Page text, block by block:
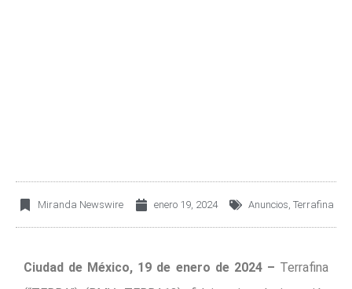
Miranda Newswire enero 19, 2024 Anuncios, Terrafina
Ciudad de México, 19 de enero de 2024 – Terrafina